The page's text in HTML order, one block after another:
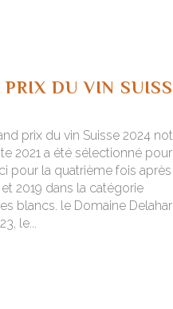
PRIX DU VIN
prix du vin Suisse 2024
2021 a été sélectionné
pour la quatrième fois après
2019 dans la catégorie
blancs. le Domaine
le...